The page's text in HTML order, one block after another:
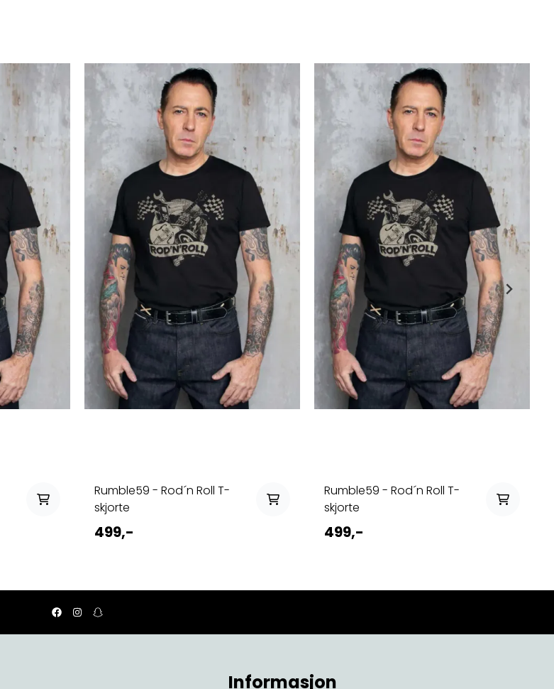
Rumble59 - Rod´n Roll T-
skjorte
499,-
Rumble59 - Rod´n Roll T-
skjorte
499,-
Informasjon